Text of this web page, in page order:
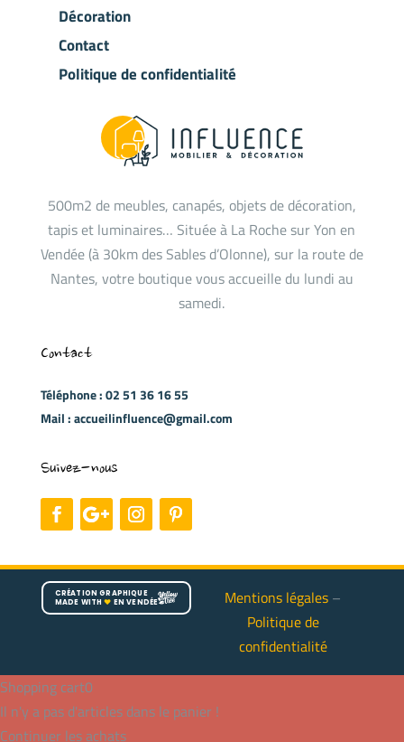
Décoration
Contact
Politique de confidentialité
500m2 de meubles, canapés, objets de décoration,
tapis et luminaires… Située à La Roche sur Yon en
Vendée (à 30km des Sables d’Olonne), sur la route de
Nantes, votre boutique vous accueille du lundi au
samedi.
Contact
Téléphone : 02 51 36 16 55
Mail : accueilinfluence@gmail.com
Suivez-nous
CRÉATION GRAPHIQUE
MADE WITH♥ EN VENDÉE Mentions légales –
Politique de
confidentialité
Shopping cart0
Il n'y a pas d'articles dans le panier !
Continuer les achats